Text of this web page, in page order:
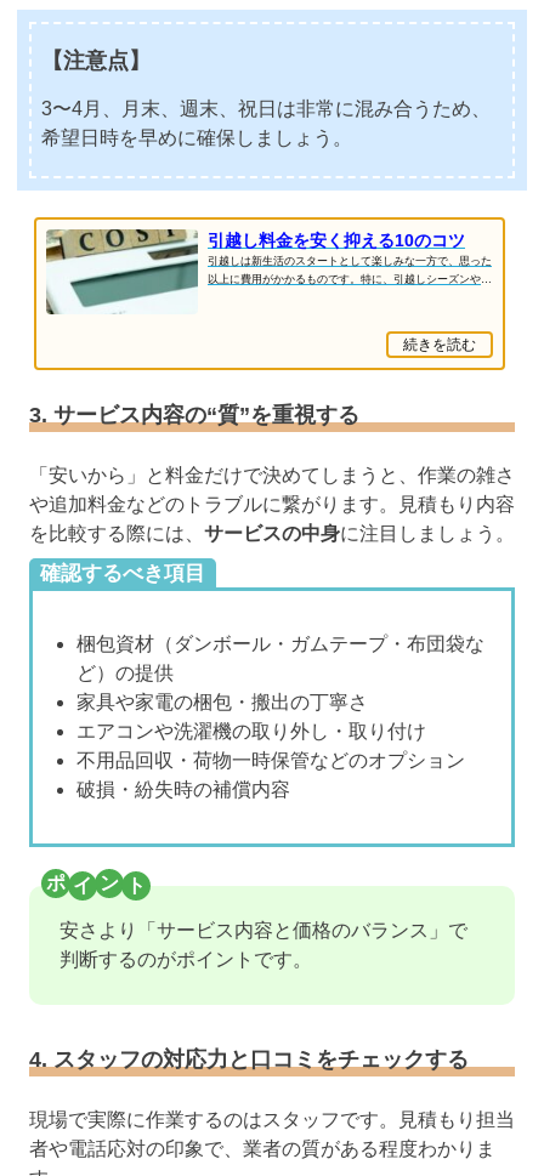
【注意点】
3〜4月、月末、週末、祝日は非常に混み合うため、
希望日時を早めに確保しましょう。
引越し料金を安く抑える10のコツ
引越しは新生活のスタートとして楽しみな一方で、思った
以上に費用がかかるものです。特に、引越しシーズンや業
続きを読む
3. サービス内容の“質”を重視する
「安いから」と料金だけで決めてしまうと、作業の雑さ
や追加料金などのトラブルに繋がります。見積もり内容
を比較する際には、 サービスの中身に注目しましょう。
確認するべき項目
梱包資材（ダンボール・ガムテープ・布団袋な
ど）の提供
家具や家電の梱包・搬出の丁寧さ
エアコンや洗濯機の取り外し・取り付け
不用品回収・荷物一時保管などのオプション
破損・紛失時の補償内容
安さより「サービス内容と価格のバランス」で
判断するのがポイントです。
4. スタッフの対応力と口コミをチェックする
現場で実際に作業するのはスタッフです。見積もり担当
者や電話応対の印象で、業者の質がある程度わかりま